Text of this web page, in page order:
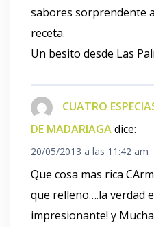
sabores sorprendente
receta.
Un besito desde Las
CUATRO
DE MADARIAGAdice:
20/05/2013 a las 11:42 am
Que cosa mas rica
que relleno….la verdad
impresionante! y